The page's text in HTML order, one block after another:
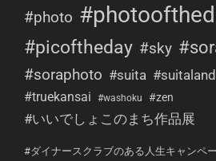
#photo
#picoftheday #sky
#soraphoto #suita
#truekansai #washoku #zen
#いいでしょこのまち作品展
#ダイナースクラブのある人生キャンペ